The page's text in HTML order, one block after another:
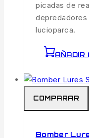
picadas de
lucioparca.
AÑADIR
COMPARAR
Bomber